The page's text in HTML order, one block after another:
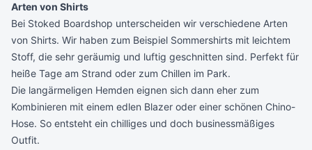
Arten von Shirts
Bei Stoked Boardshop unterscheiden wir verschiedene Arten
von Shirts. Wir haben zum Beispiel Sommershirts mit leichtem
Stoff, die sehr geräumig und luftig geschnitten sind. Perfekt für
heiße Tage am Strand oder zum Chillen im Park.
Die langärmeligen Hemden eignen sich dann eher zum
Kombinieren mit einem edlen Blazer oder einer schönen Chino-
Hose. So entsteht ein chilliges und doch businessmäßiges
Outfit.